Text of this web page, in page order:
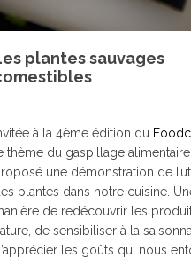
plantes sauvages
à la 4ème édition du
thème du gaspillage alimentaire,
une démonstration de
plantes dans notre cuisine.
de redécouvrir les
de sensibiliser à la
les goûts qui nous